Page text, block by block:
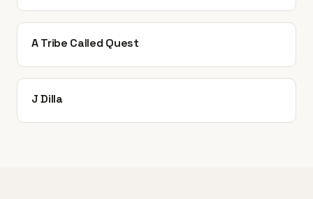
A Tribe Called Quest
J Dilla